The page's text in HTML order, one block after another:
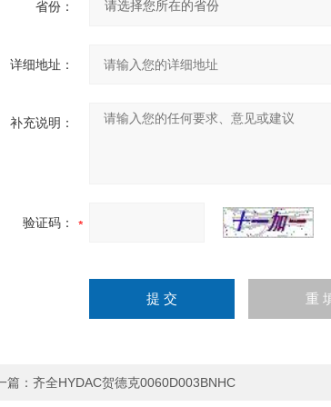
省份：
详细地址：
补充说明：
验证码：
篇： 齐全HYDAC贺德克0060D003BNHC